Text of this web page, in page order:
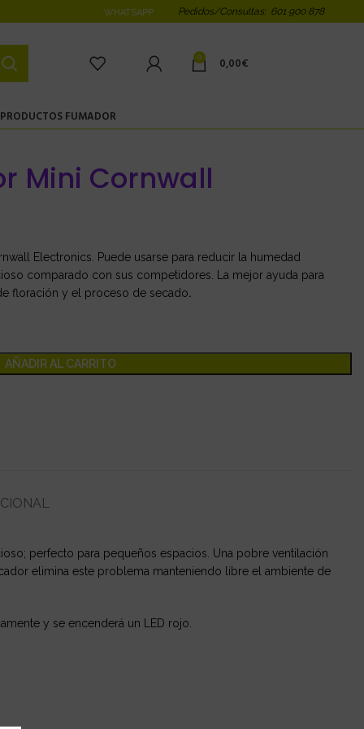
WHATSAPP Pedidos/Consultas: 601 900 878
0 0,00€
PRODUCTOS FUMADOR
Mini Cornwall
Electronics. Puede usarse para reducir la humedad
comparado con sus competidores. La mejor ayuda para
floración y el proceso de secado.
AÑADIR AL CARRITO
perfecto para pequeños espacios. Una pobre ventilación
elimina este problema manteniendo libre el ambiente de
y se encenderá un LED rojo.